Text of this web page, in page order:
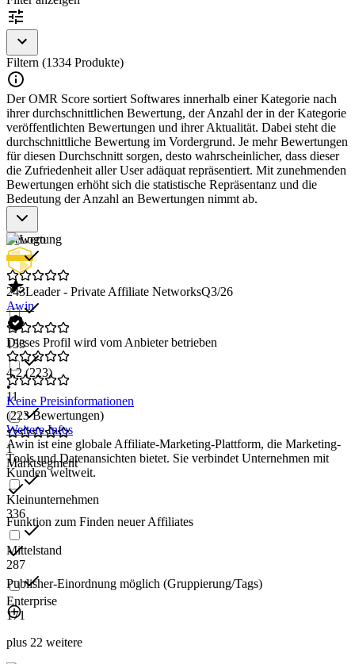
1
of
15
Filtern (1334 Produkte)
Der OMR Score sortiert Softwares innerhalb einer Kategorie nach
ihrer durchschnittlichen Bewertung, der Anzahl der in der Kategorie
veröffentlichten Bewertungen und ihrer Aktualität. Dabei steht die
durchschnittliche Bewertung im Vordergrund. Je mehr Bewertungen
für diesen Durchschnitt sorgen, desto wahrscheinlicher, dass dieser
die Zufriedenheit aller User adäquat repräsentiert. Mit zunehmenden
Bewertungen erhöht sich die statistische Repräsentanz und die
Bedeutung der Anzahl an Bewertungen nimmt ab.
Bewertung
243
153
11
1
Marktsegment
Kleinunternehmen
336
Mittelstand
287
Enterprise
171
Leader - Private Affiliate NetworksQ3/26
Awin
Dieses Profil wird vom Anbieter betrieben
4,2(223)
•
Keine Preisinformationen
(223 Bewertungen)
Weitere Infos
Awin ist eine globale Affiliate-Marketing-Plattform, die Marketing-
Tools und Datenansichten bietet. Sie verbindet Unternehmen mit
Kunden weltweit.
Funktion zum Finden neuer Affiliates
Publisher-Einordnung möglich (Gruppierung/Tags)
plus 22 weitere